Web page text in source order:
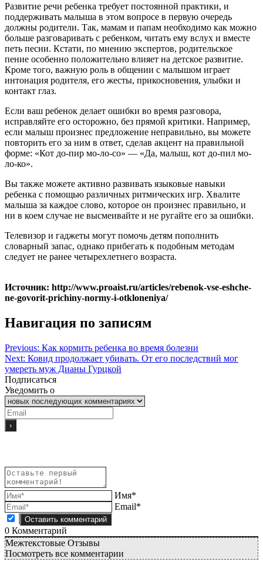
Развитие речи ребенка требует постоянной практики, и
поддерживать малыша в этом вопросе в первую очередь
должны родители. Так, мамам и папам необходимо как можно
больше разговаривать с ребенком, читать ему вслух и вместе
петь песни. Кстати, по мнению экспертов, родительское
пение особенно положительно влияет на детское развитие.
Кроме того, важную роль в общении с малышом играет
интонация родителя, его жесты, прикосновения, улыбки и
контакт глаз.
Если ваш ребенок делает ошибки во время разговора,
исправляйте его осторожно, без прямой критики. Например,
если малыш произнес предложение неправильно, вы можете
повторить его за ним в ответ, сделав акцент на правильной
форме: «Кот до-пир мо-ло-со» — «Да, малыш, кот до-пил мо-
ло-ко».
Вы также можете активно развивать языковые навыки
ребенка с помощью различных ритмических игр. Хвалите
малыша за каждое слово, которое он произнес правильно, и
ни в коем случае не высмеивайте и не ругайте его за ошибки.
Телевизор и гаджеты могут помочь детям пополнить
словарный запас, однако прибегать к подобным методам
следует не ранее четырехлетнего возраста.
Источник: http://www.proaist.ru/articles/rebenok-vse-eshche-
ne-govorit-prichiny-normy-i-otkloneniya/
Навигация по записям
Previous: Как кормить ребенка во время болезни
Next: Ковид продолжает убивать. От его последствий мог
умереть муж Дианы Гурцкой
Подписаться
Уведомить о
Имя*
Email*
0 Комментарий
Межтекстовые Отзывы
Посмотреть все комментарии